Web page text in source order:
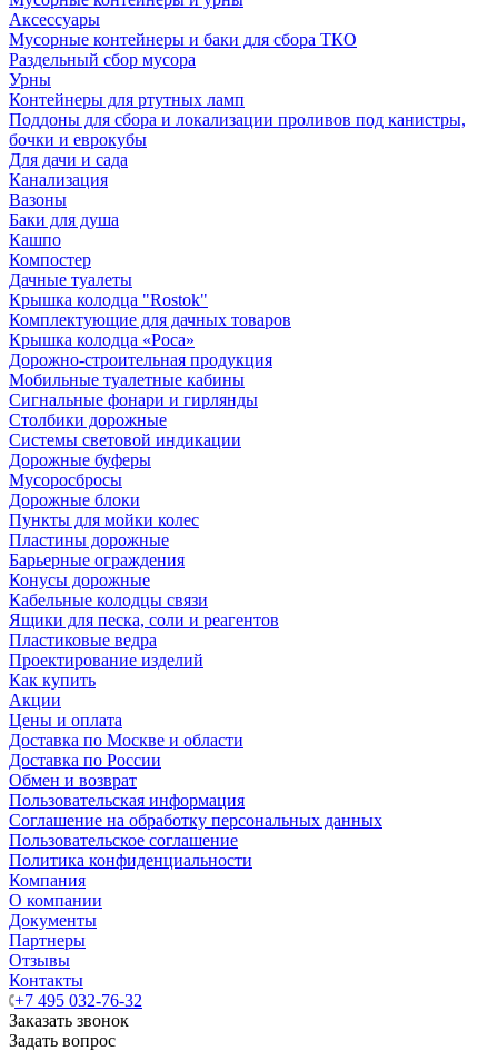
Аксессуары
Мусорные контейнеры и баки для сбора ТКО
Раздельный сбор мусора
Урны
Контейнеры для ртутных ламп
Поддоны для сбора и локализации проливов под канистры,
бочки и еврокубы
Для дачи и сада
Канализация
Вазоны
Баки для душа
Кашпо
Компостер
Дачные туалеты
Крышка колодца "Rostok"
Комплектующие для дачных товаров
Крышка колодца «Роса»
Дорожно-строительная продукция
Мобильные туалетные кабины
Сигнальные фонари и гирлянды
Столбики дорожные
Системы световой индикации
Дорожные буферы
Мусоросбросы
Дорожные блоки
Пункты для мойки колес
Пластины дорожные
Барьерные ограждения
Конусы дорожные
Кабельные колодцы связи
Ящики для песка, соли и реагентов
Пластиковые ведра
Проектирование изделий
Как купить
Акции
Цены и оплата
Доставка по Москве и области
Доставка по России
Обмен и возврат
Пользовательская информация
Соглашение на обработку персональных данных
Пользовательское соглашение
Политика конфиденциальности
Компания
О компании
Документы
Партнеры
Отзывы
Контакты
+7 495 032-76-32
Заказать звонок
Задать вопрос